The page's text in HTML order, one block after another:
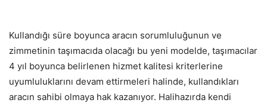
Kullandığı süre boyunca aracın sorumluluğunun ve
zimmetinin taşımacıda olacağı bu yeni modelde, taşımacılar
4 yıl boyunca belirlenen hizmet kalitesi kriterlerine
uyumluluklarını devam ettirmeleri halinde, kullandıkları
aracın sahibi olmaya hak kazanıyor. Halihazırda kendi